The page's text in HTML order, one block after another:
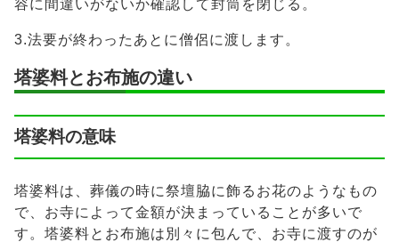
容に間違いがないか確認して封筒を閉じる。
3.法要が終わったあとに僧侶に渡します。
塔婆料とお布施の違い
塔婆料の意味
塔婆料は、葬儀の時に祭壇脇に飾るお花のようなもの
で、お寺によって金額が決まっていることが多いで
す。塔婆料とお布施は別々に包んで、お寺に渡すのが